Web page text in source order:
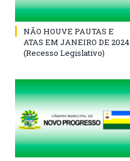
NÃO HOUVE PAUTAS E
ATAS EM JANEIRO DE 2024
(Recesso Legislativo)